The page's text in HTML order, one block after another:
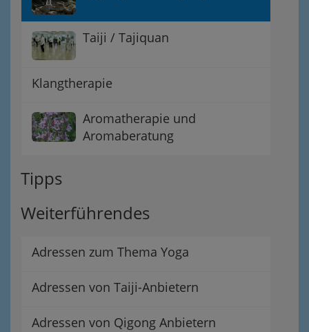
Taiji / Tajiquan
Klangtherapie
Aromatherapie und
Aromaberatung
Tipps
Weiterführendes
Adressen zum Thema Yoga
Adressen von Taiji-Anbietern
Adressen von Qigong Anbietern